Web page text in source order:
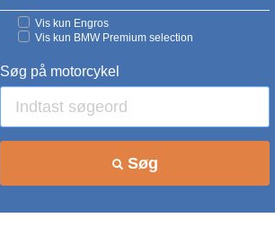
Vis kun Engros
Vis kun BMW Premium selection
Søg på motorcykel
Søg